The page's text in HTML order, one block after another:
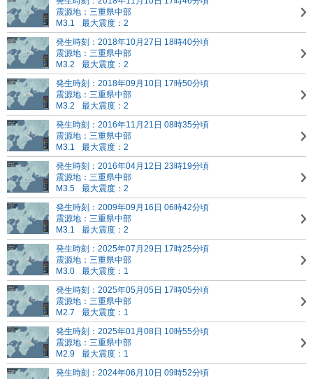
震源地：三重県中部
M3.1
最大震度：2
発生時刻：2018年10月27日 18時40分頃
震源地：三重県中部
M3.2
最大震度：2
発生時刻：2018年09月10日 17時50分頃
震源地：三重県中部
M3.2
最大震度：2
発生時刻：2016年11月21日 08時35分頃
震源地：三重県中部
M3.1
最大震度：2
発生時刻：2016年04月12日 23時19分頃
震源地：三重県中部
M3.5
最大震度：2
発生時刻：2009年09月16日 06時42分頃
震源地：三重県中部
M3.1
最大震度：2
発生時刻：2025年07月29日 17時25分頃
震源地：三重県中部
M3.0
最大震度：1
発生時刻：2025年05月05日 17時05分頃
震源地：三重県中部
M2.7
最大震度：1
発生時刻：2025年01月08日 10時55分頃
震源地：三重県中部
M2.9
最大震度：1
発生時刻：2024年06月10日 09時52分頃